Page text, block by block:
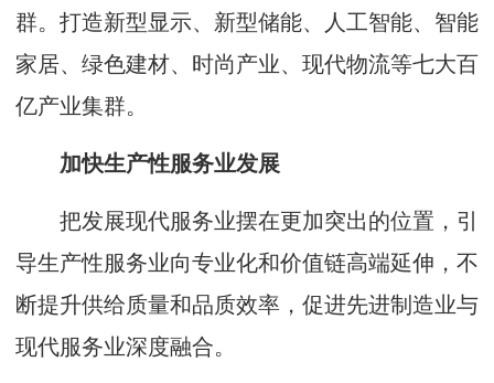
群。打造新型显示、新型储能、人工智能、智能
家居、绿色建材、时尚产业、现代物流等七大百
亿产业集群。
加快生产性服务业发展
把发展现代服务业摆在更加突出的位置，引
导生产性服务业向专业化和价值链高端延伸，不
断提升供给质量和品质效率，促进先进制造业与
现代服务业深度融合。